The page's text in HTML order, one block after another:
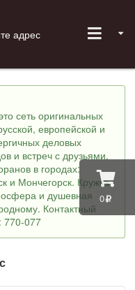
0
адрес
сеть оригинальных
европейской и
деловых
и встреч с друзьями.
в городах:
и Мончегорск. Кружка
и душевная
Контактный
770-077